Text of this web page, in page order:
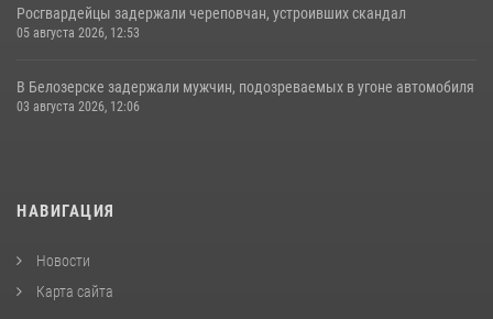
Росгвардейцы задержали череповчан, устроивших скандал
05 августа 2026, 12:53
В Белозерске задержали мужчин, подозреваемых в угоне автомобиля
03 августа 2026, 12:06
НАВИГАЦИЯ
Новости
Карта сайта